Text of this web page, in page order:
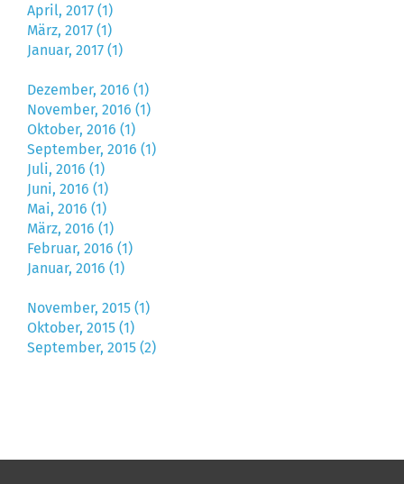
April, 2017 (1)
März, 2017 (1)
Januar, 2017 (1)
Dezember, 2016 (1)
November, 2016 (1)
Oktober, 2016 (1)
September, 2016 (1)
Juli, 2016 (1)
Juni, 2016 (1)
Mai, 2016 (1)
März, 2016 (1)
Februar, 2016 (1)
Januar, 2016 (1)
November, 2015 (1)
Oktober, 2015 (1)
September, 2015 (2)